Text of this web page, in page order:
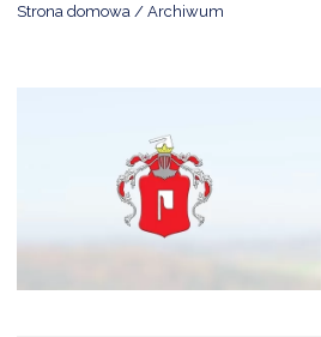
Strona domowa Archiwum